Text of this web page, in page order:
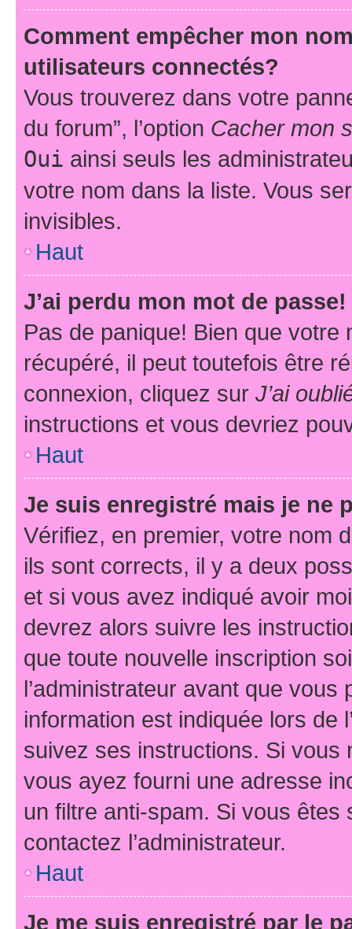
Comment empêcher mon
utilisateurs connectés?
Vous trouverez dans votre
du forum”, l’option Cacher mon
Oui ainsi seuls les
votre nom dans la liste. Vous
invisibles.
Haut
J’ai perdu mon mot de passe!
Pas de panique! Bien que
récupéré, il peut toutefois être
connexion, cliquez sur J’ai
instructions et vous devriez
Haut
Je suis enregistré mais je ne
Vérifiez, en premier, votre nom
ils sont corrects, il y a deux
et si vous avez indiqué avoir
devrez alors suivre les
que toute nouvelle inscription
l’administrateur avant que
information est indiquée lors de
suivez ses instructions. Si vous
vous ayez fourni une adresse
un filtre anti-spam. Si vous êtes
contactez l’administrateur.
Haut
Je me suis enregistré par le